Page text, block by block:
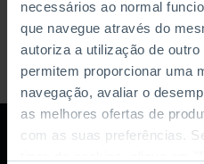
necessários ao normal
que navegue através do
autoriza a utilização de
permitem proporcionar uma
navegação, avaliar o
as melhores ofertas de
com as suas preferências.